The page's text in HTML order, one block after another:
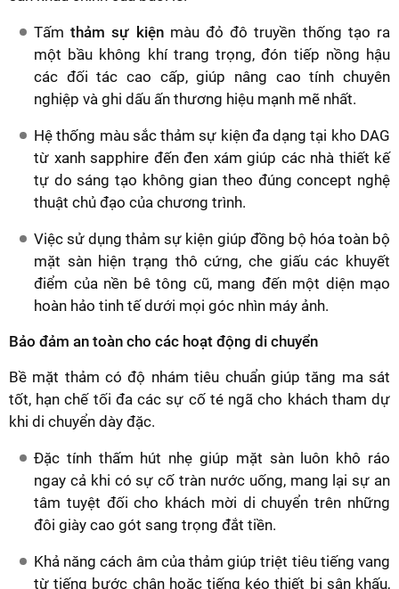
Tấmthảm sự kiệnmàu đỏ đô truyền thống tạo ra
một bầu không khí trang trọng, đón tiếp nồng hậu
các đối tác cao cấp, giúp nâng cao tính chuyên
nghiệp và ghi dấu ấn thương hiệu mạnh mẽ nhất.
Hệ thống màu sắc thảm sự kiện đa dạng tại kho DAG
từ xanh sapphire đến đen xám giúp các nhà thiết kế
tự do sáng tạo không gian theo đúng concept nghệ
thuật chủ đạo của chương trình.
Việc sử dụng thảm sự kiện giúp đồng bộ hóa toàn bộ
mặt sàn hiện trạng thô cứng, che giấu các khuyết
điểm của nền bê tông cũ, mang đến một diện mạo
hoàn hảo tinh tế dưới mọi góc nhìn máy ảnh.
Bảo đảm an toàn cho các hoạt động di chuyển
Bề mặt thảm có độ nhám tiêu chuẩn giúp tăng ma sát
tốt, hạn chế tối đa các sự cố té ngã cho khách tham dự
khi di chuyển dày đặc.
Đặc tính thấm hút nhẹ giúp mặt sàn luôn khô ráo
ngay cả khi có sự cố tràn nước uống, mang lại sự an
tâm tuyệt đối cho khách mời di chuyển trên những
đôi giày cao gót sang trọng đắt tiền.
Khả năng cách âm của thảm giúp triệt tiêu tiếng vang
từ tiếng bước chân hoặc tiếng kéo thiết bị sân khấu,